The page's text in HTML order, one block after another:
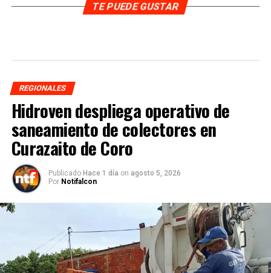
TE PUEDE GUSTAR
REGIONALES
Hidroven despliega operativo de
saneamiento de colectores en
Curazaito de Coro
Publicado Hace 1 día on agosto 5, 2026
Por Notifalcon